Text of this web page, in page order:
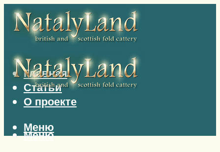
Главная
Статьи
О проекте
Меню
Меню